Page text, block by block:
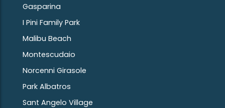
Gasparina
I Pini Family Park
Malibu Beach
Montescudaio
Norcenni Girasole
Park Albatros
Sant Angelo Village